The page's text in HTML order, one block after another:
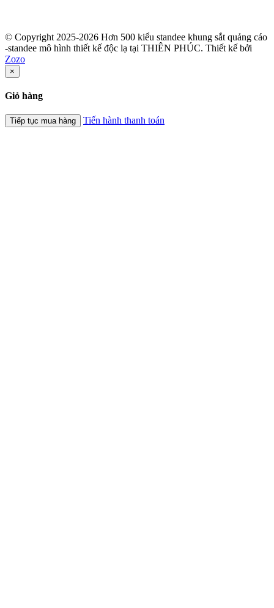
© Copyright 2025-2026 Hơn 500 kiểu standee khung sắt quảng cáo
-standee mô hình thiết kế độc lạ tại THIÊN PHÚC. Thiết kế bởi
Zozo
×
Giỏ hàng
Tiếp tục mua hàng Tiến hành thanh toán